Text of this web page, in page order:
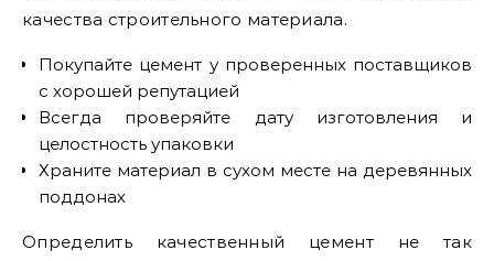
качества строительного материала.
Покупайте цемент у проверенных поставщиков
с хорошей репутацией
Всегда проверяйте дату изготовления и
целостность упаковки
Храните материал в сухом месте на деревянных
поддонах
Определить качественный цемент не так